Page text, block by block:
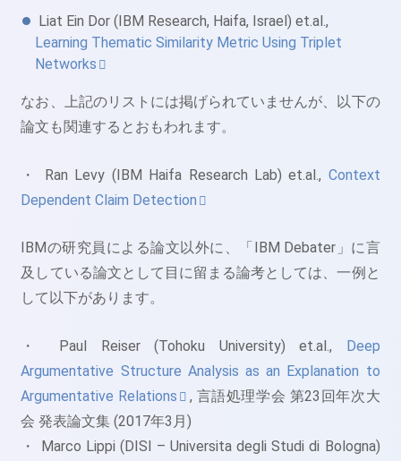
Liat Ein Dor (IBM Research, Haifa, Israel) et.al.,
Learning Thematic Similarity Metric Using Triplet
Networks
なお、上記のリストには掲げられていませんが、以下の
論文も関連するとおもわれます。
・ Ran Levy (IBM Haifa Research Lab) et.al., Context
Dependent Claim Detection
IBMの研究員による論文以外に、「IBM Debater」に言
及している論文として目に留まる論考としては、一例と
して以下があります。
・ Paul Reiser (Tohoku University) et.al., Deep
Argumentative Structure Analysis as an Explanation to
Argumentative Relations
, 言語処理学会 第23回年次大
会 発表論文集 (2017年3月)
・ Marco Lippi (DISI – Universita degli Studi di Bologna)